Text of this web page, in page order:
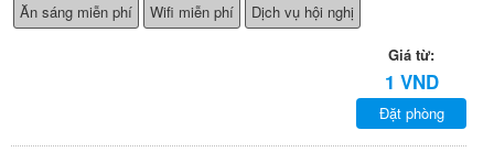
Ăn sáng miễn phí
Wifi miễn phí Dịch vụ hội nghị
Giá từ:
1 VND
Đặt phòng